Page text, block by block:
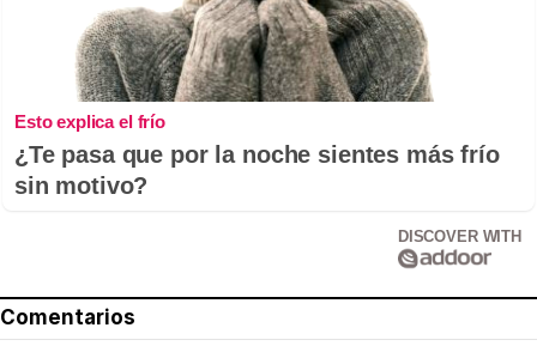
Esto explica el frío
¿Te pasa que por la noche sientes más frío
sin motivo?
DISCOVER WITH
Comentarios